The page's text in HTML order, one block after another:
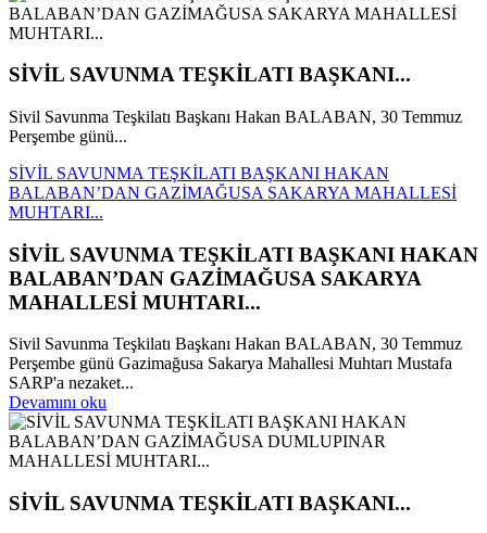
SİVİL SAVUNMA TEŞKİLATI BAŞKANI...
Sivil Savunma Teşkilatı Başkanı Hakan BALABAN, 30 Temmuz
Perşembe günü...
SİVİL SAVUNMA TEŞKİLATI BAŞKANI HAKAN
BALABAN’DAN GAZİMAĞUSA SAKARYA MAHALLESİ
MUHTARI...
SİVİL SAVUNMA TEŞKİLATI BAŞKANI HAKAN
BALABAN’DAN GAZİMAĞUSA SAKARYA
MAHALLESİ MUHTARI...
Sivil Savunma Teşkilatı Başkanı Hakan BALABAN, 30 Temmuz
Perşembe günü Gazimağusa Sakarya Mahallesi Muhtarı Mustafa
SARP'a nezaket...
Devamını oku
SİVİL SAVUNMA TEŞKİLATI BAŞKANI...